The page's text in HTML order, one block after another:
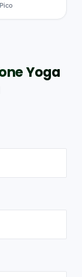
Pico
Yoga